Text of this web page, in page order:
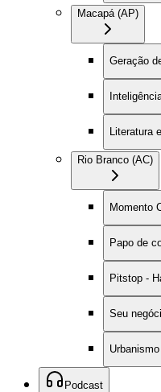
Macapá (AP)
Geração
Literatura
Rio Branco (AC)
Momento
Papo de
Pitstop -
Seu
Podcast